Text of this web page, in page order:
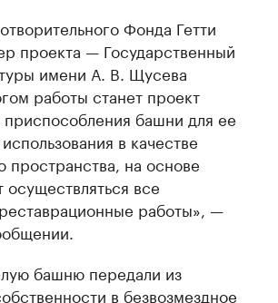
Фонда Гетти
проекта — Государственный
имени А. В. Щусева
работы станет проект
башни для ее
в качестве
пространства, на основе
осуществляться все
работы», —
башню передали из
в безвозмездное